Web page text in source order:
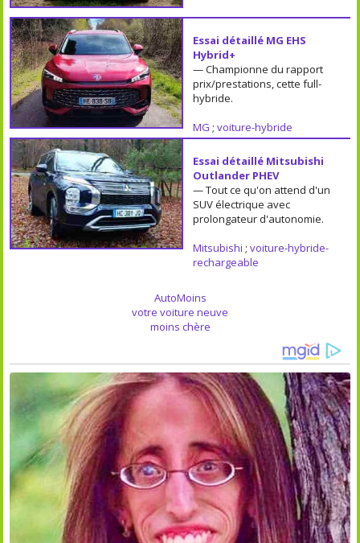
Essai détaillé MG EHS
Hybrid+
— Championne du rapport
prix/prestations, cette full-
hybride.
MG ; voiture-hybride
Essai détaillé Mitsubishi
Outlander PHEV
— Tout ce qu'on attend d'un
SUV électrique avec
prolongateur d'autonomie.
Mitsubishi ; voiture-hybride-
rechargeable
AutoMoins
votre voiture neuve
moins chère